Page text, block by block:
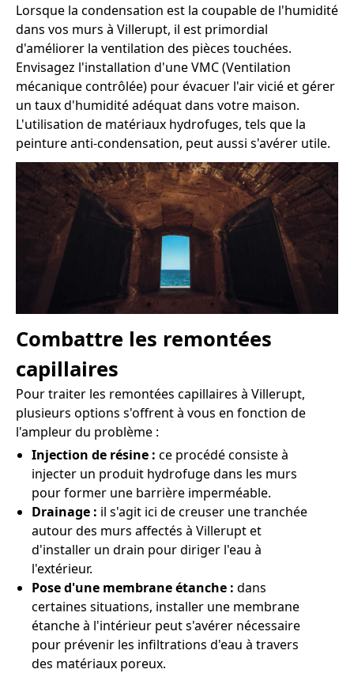
Lorsque la condensation est la coupable de l'humidité
dans vos murs à Villerupt, il est primordial
d'améliorer la ventilation des pièces touchées.
Envisagez l'installation d'une VMC (Ventilation
mécanique contrôlée) pour évacuer l'air vicié et gérer
un taux d'humidité adéquat dans votre maison.
L'utilisation de matériaux hydrofuges, tels que la
peinture anti-condensation, peut aussi s'avérer utile.
Combattre les remontées
capillaires
Pour traiter les remontées capillaires à Villerupt,
plusieurs options s'offrent à vous en fonction de
l'ampleur du problème :
Injection de résine : ce procédé consiste à
injecter un produit hydrofuge dans les murs
pour former une barrière imperméable.
Drainage : il s'agit ici de creuser une tranchée
autour des murs affectés à Villerupt et
d'installer un drain pour diriger l'eau à
l'extérieur.
Pose d'une membrane étanche : dans
certaines situations, installer une membrane
étanche à l'intérieur peut s'avérer nécessaire
pour prévenir les infiltrations d'eau à travers
des matériaux poreux.